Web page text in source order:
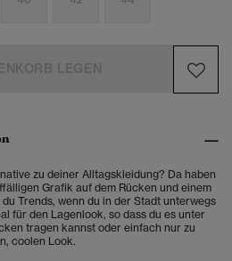
zu deiner Alltagskleidung? Da haben
Grafik auf dem Rücken und einem
Trends, wenn du in der Stadt unterwegs
für den Lagenlook, so dass du es unter
tragen kannst oder einfach nur zu
coolen Look.